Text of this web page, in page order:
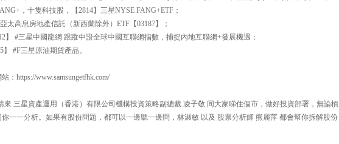
，十隻科技股，【2814】三星NYSE FANG+ETF；
太高息房地產信託（新西蘭除外）ETF【03187】；
】 #三星中國龍網 跟蹤中證全球中國互聯網指數，捕捉內地互聯網+發展機遇；
#F三星原油期貨產品。
：https://www.samsungetfhk.com/
來 三星資產運用（香港）有限公司機構投資策略副總裁 凌子敬 同大家睇住個市，做好投資部署，無論槓
一一分析。如果有股份問題，都可以一邊聽一邊問，林淑敏 以及 股票分析師 熊麗萍 都會幫你拆解股份